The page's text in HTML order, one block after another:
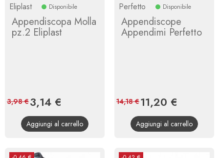
Eliplast Disponibile
Appendiscopa Molla
pz.2 Eliplast
Prezzo
3,14 €
base
3,98 €
Aggiungi al carrello
Perfetto Disponibile
Appendiscope
Appendimi Perfetto
Prezzo
11,20 €
base
14,18 €
Aggiungi al carrello